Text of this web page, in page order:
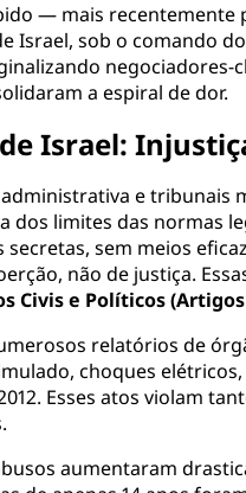
— mais
Israel, sob o comando
a espiral de dor.
Israel:
e
limites das normas
sem meios
não de justiça.
Civis e Políticos (Artigos
relatórios de
choques
Esses atos violam
aumentaram